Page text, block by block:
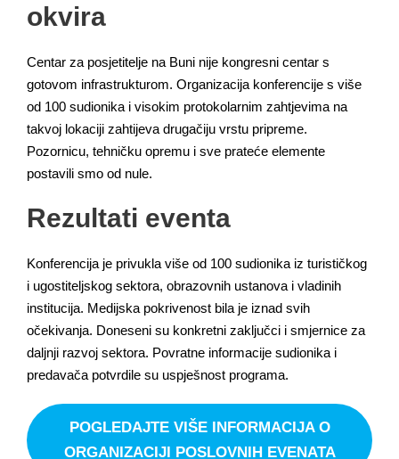
okvira
Centar za posjetitelje na Buni nije kongresni centar s
gotovom infrastrukturom. Organizacija konferencije s više
od 100 sudionika i visokim protokolarnim zahtjevima na
takvoj lokaciji zahtijeva drugačiju vrstu pripreme.
Pozornicu, tehničku opremu i sve prateće elemente
postavili smo od nule.
Rezultati eventa
Konferencija je privukla više od 100 sudionika iz turističkog
i ugostiteljskog sektora, obrazovnih ustanova i vladinih
institucija. Medijska pokrivenost bila je iznad svih
očekivanja. Doneseni su konkretni zaključci i smjernice za
daljnji razvoj sektora. Povratne informacije sudionika i
predavača potvrdile su uspješnost programa.
POGLEDAJTE VIŠE INFORMACIJA O
ORGANIZACIJI POSLOVNIH EVENATA